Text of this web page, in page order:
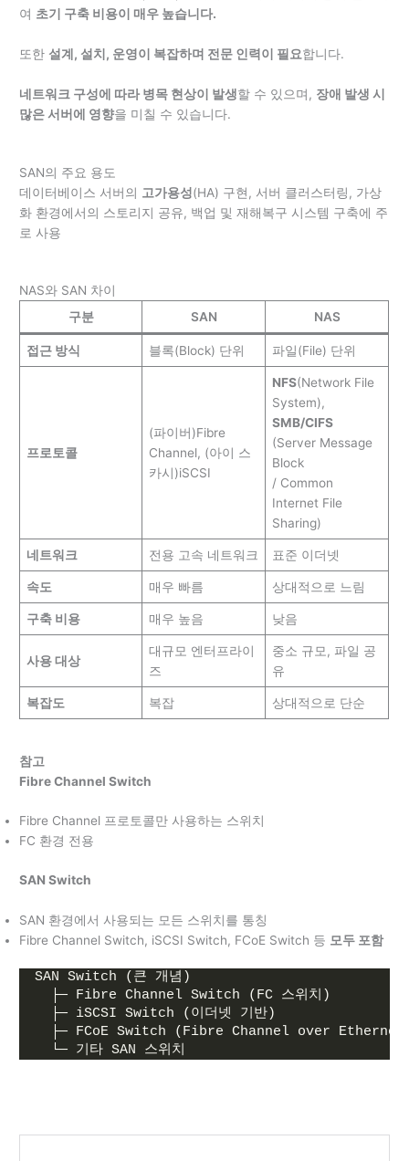
여 초기 구축 비용이 매우 높습니다.
또한 설계, 설치, 운영이 복잡하며 전문 인력이 필요합니다.
네트워크 구성에 따라 병목 현상이 발생할 수 있으며, 장애 발생 시
많은 서버에 영향을 미칠 수 있습니다.
SAN의 주요 용도
데이터베이스 서버의 고가용성(HA) 구현, 서버 클러스터링, 가상
화 환경에서의 스토리지 공유, 백업 및 재해복구 시스템 구축에 주
로 사용
NAS와 SAN 차이
구분
SAN NAS
접근 방식 블록(Block) 단위 파일(File) 단위
프로토콜
(파이버)Fibre
Channel, (아이 스
카시)iSCSI
NFS(Network File
System),
SMB/CIFS
(Server Message
Block
/ Common
Internet File
Sharing)
네트워크 전용 고속 네트워크 표준 이더넷
속도 매우 빠름 상대적으로 느림
구축 비용 매우 높음 낮음
사용 대상
대규모 엔터프라이
즈
중소 규모, 파일 공
유
복잡도 복잡 상대적으로 단순
참고
Fibre Channel Switch
Fibre Channel 프로토콜만 사용하는 스위치
FC 환경 전용
SAN Switch
SAN 환경에서 사용되는 모든 스위치를 통칭
Fibre Channel Switch, iSCSI Switch, FCoE Switch 등 모두 포함
SAN Switch (큰 개념)
  ├─ Fibre Channel Switch (FC 스위치)
  ├─ iSCSI Switch (이더넷 기반)
├─ FCoE Switch (Fibre Channel over
  └─ 기타 SAN 스위치